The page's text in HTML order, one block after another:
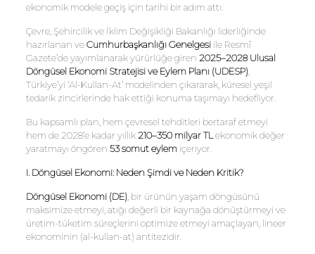
ekonomik modele geçiş için tarihi bir adım attı.
Çevre, Şehircilik ve İklim Değişikliği Bakanlığı liderliğinde
hazırlanan veCumhurbaşkanlığı Genelgesiile Resmî
Gazete’de yayımlanarak yürürlüğe giren 2025–2028 Ulusal
Döngüsel Ekonomi Stratejisi ve Eylem Planı (UDESP),
Türkiye’yi ‘Al-Kullan-At’ modelinden çıkararak, küresel yeşil
tedarik zincirlerinde hak ettiği konuma taşımayı hedefliyor.
Bu kapsamlı plan, hem çevresel tehditleri bertaraf etmeyi
hem de 2028’e kadar yıllık210–350 milyar TL ekonomik değer
yaratmayı öngören 53 somut eylemiçeriyor.
I. Döngüsel Ekonomi: Neden Şimdi ve Neden Kritik?
Döngüsel Ekonomi (DE), bir ürünün yaşam döngüsünü
maksimize etmeyi, atığı değerli bir kaynağa dönüştürmeyi ve
üretim-tüketim süreçlerini optimize etmeyi amaçlayan, lineer
ekonominin (al-kullan-at) antitezidir.